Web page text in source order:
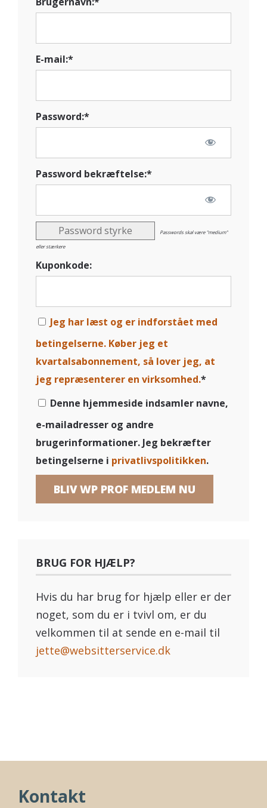
E-mail:*
Password:*
Password bekræftelse:*
Password styrke Passwords skal være "medium"
eller stærkere
Kuponkode:
Jeg har læst og er indforstået med
betingelserne. Køber jeg et
kvartalsabonnement, så lover jeg, at
jeg repræsenterer en virksomhed.*
Denne hjemmeside indsamler navne,
e-mailadresser og andre
brugerinformationer. Jeg bekræfter
betingelserne i privatlivspolitikken.
Ingen værdi
BRUG FOR HJÆLP?
Hvis du har brug for hjælp eller er der
noget, som du er i tvivl om, er du
velkommen til at sende en e-mail til
jette@websitterservice.dk
Kontakt